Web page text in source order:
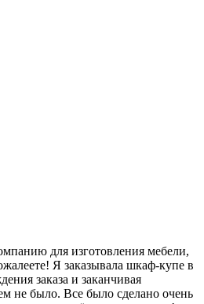
для изготовления мебели,
Я заказывала шкаф-купе в
заказа и заканчивая
не было. Все было сделано очень